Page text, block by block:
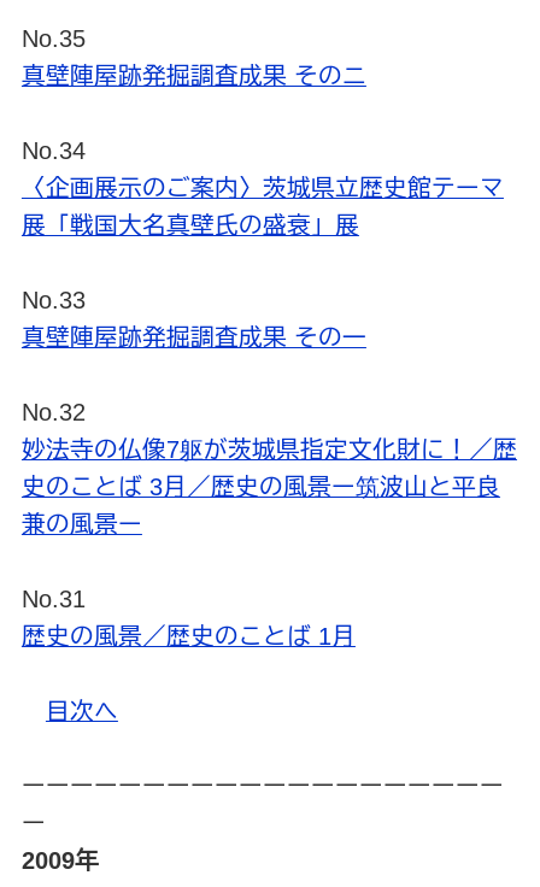
No.35
真壁陣屋跡発掘調査成果 そのニ
No.34
〈企画展示のご案内〉茨城県立歴史館テーマ
展「戦国大名真壁氏の盛衰」展
No.33
真壁陣屋跡発掘調査成果 その一
No.32
妙法寺の仏像7躯が茨城県指定文化財に！／歴
史のことば 3月／歴史の風景ー筑波山と平良
兼の風景ー
No.31
歴史の風景／歴史のことば 1月
目次へ
ーーーーーーーーーーーーーーーーーーーー
ー
2009年